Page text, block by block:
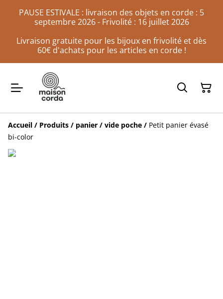
PAUSE ESTIVALE : livraison des objets en corde : 5
septembre 2026 - Frivolité : 16 juillet 2026
Livraison gratuite pour les bijoux en frivolité et dès
60€ d'achats pour les articles en corde !
Accueil / Produits / panier / vide poche / Petit panier évasé
bi-color